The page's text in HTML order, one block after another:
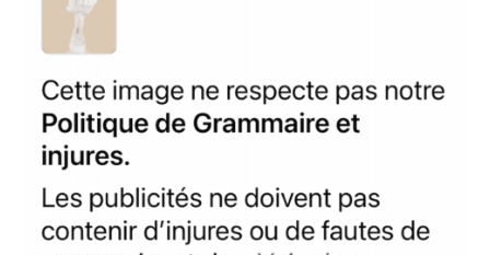
Prénom
Statut / Organisation
J'accepte les termes et conditions
Nom
Prénom